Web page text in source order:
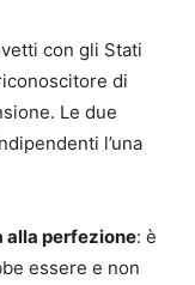
con gli Stati
di
Le due
l’una
perfezione: è
essere e non